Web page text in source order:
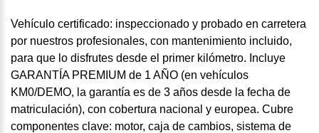
Vehículo certificado: inspeccionado y probado en carretera
por nuestros profesionales, con mantenimiento incluido,
para que lo disfrutes desde el primer kilómetro. Incluye
GARANTÍA PREMIUM de 1 AÑO (en vehículos
KM0/DEMO, la garantía es de 3 años desde la fecha de
matriculación), con cobertura nacional y europea. Cubre
componentes clave: motor, caja de cambios, sistema de